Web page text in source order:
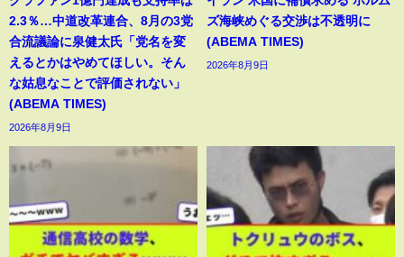
2.3％…中道改革連合、8月の3党
合流議論に泉健太氏「党名を変
えるとかはやめてほしい。そん
な姑息なことで評価されない」
(ABEMA TIMES)
2026年8月9日
ズ海峡めぐる交渉は不透明に
(ABEMA TIMES)
2026年8月9日